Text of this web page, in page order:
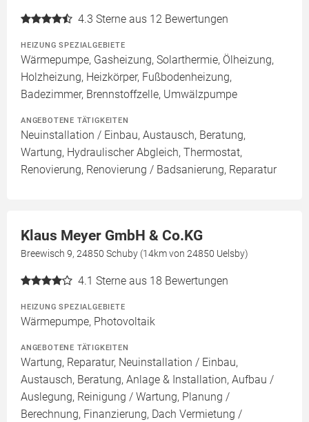
4.3 Sterne aus 12 Bewertungen
HEIZUNG SPEZIALGEBIETE
Wärmepumpe, Gasheizung, Solarthermie, Ölheizung,
Holzheizung, Heizkörper, Fußbodenheizung,
Badezimmer, Brennstoffzelle, Umwälzpumpe
ANGEBOTENE TÄTIGKEITEN
Neuinstallation / Einbau, Austausch, Beratung,
Wartung, Hydraulischer Abgleich, Thermostat,
Renovierung, Renovierung / Badsanierung, Reparatur
Klaus Meyer GmbH & Co.KG
Breewisch 9, 24850 Schuby (14km von 24850 Uelsby)
4.1 Sterne aus 18 Bewertungen
HEIZUNG SPEZIALGEBIETE
Wärmepumpe, Photovoltaik
ANGEBOTENE TÄTIGKEITEN
Wartung, Reparatur, Neuinstallation / Einbau,
Austausch, Beratung, Anlage & Installation, Aufbau /
Auslegung, Reinigung / Wartung, Planung /
Berechnung, Finanzierung, Dach Vermietung /